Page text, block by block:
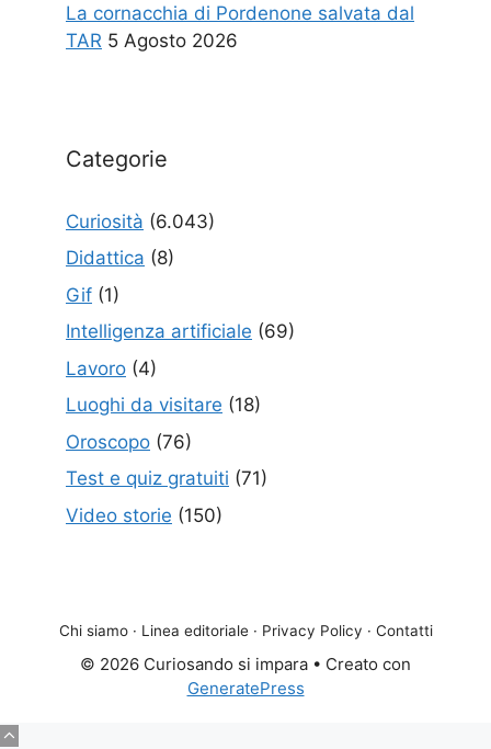
La cornacchia di Pordenone salvata dal
TAR 5 Agosto 2026
Categorie
Curiosità (6.043)
Didattica (8)
Gif (1)
Intelligenza artificiale (69)
Lavoro (4)
Luoghi da visitare (18)
Oroscopo (76)
Test e quiz gratuiti (71)
Video storie (150)
Chi siamo · Linea editoriale · Privacy Policy · Contatti
© 2026 Curiosando si impara • Creato con
GeneratePress